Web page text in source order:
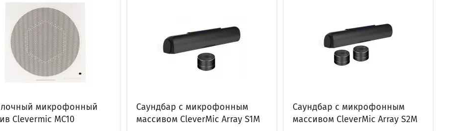
микрофонный
Clevermic MC10
Саундбар с микрофонным
массивом CleverMic Array S1M
Саундбар с микрофонным
массивом CleverMic Array S2M